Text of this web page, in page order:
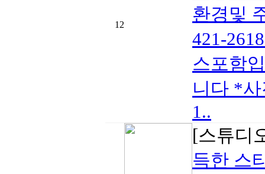
12
환경및
421-
스포함
니다 *
1..
[스튜디
득한 스